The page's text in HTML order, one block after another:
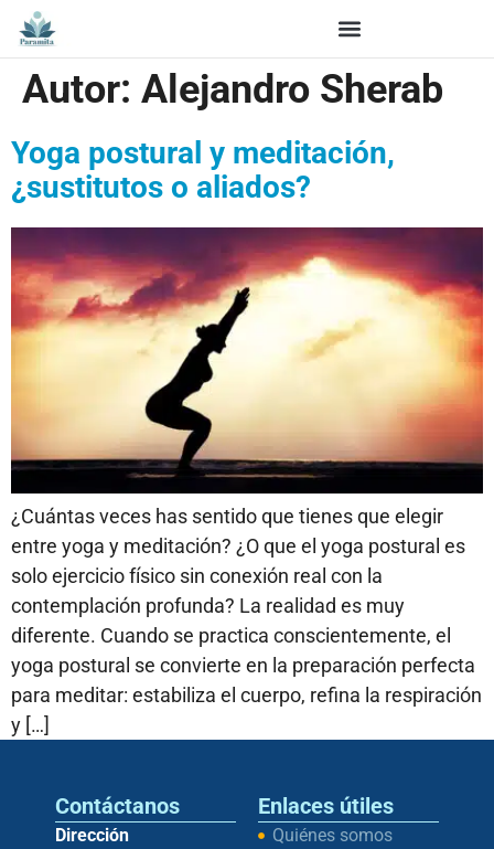
Autor: Alejandro Sherab
Yoga postural y meditación,
¿sustitutos o aliados?
¿Cuántas veces has sentido que tienes que elegir
entre yoga y meditación? ¿O que el yoga postural es
solo ejercicio físico sin conexión real con la
contemplación profunda? La realidad es muy
diferente. Cuando se practica conscientemente, el
yoga postural se convierte en la preparación perfecta
para meditar: estabiliza el cuerpo, refina la respiración
y […]
Contáctanos
Dirección
Enlaces útiles
Quiénes somos